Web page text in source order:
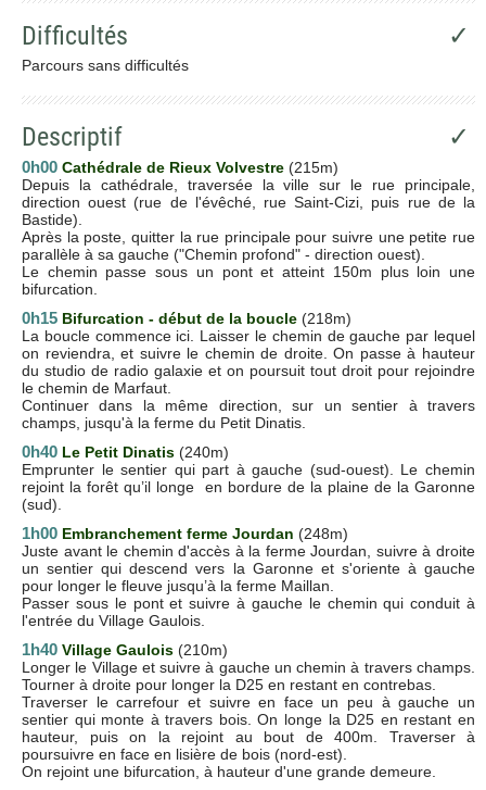
Difficultés ✓
Parcours sans difficultés
Descriptif ✓
0h00 Cathédrale de Rieux Volvestre (215m)
Depuis la cathédrale, traversée la ville sur le rue principale,
direction ouest (rue de l'évêché, rue Saint-Cizi, puis rue de la
Bastide).
Après la poste, quitter la rue principale pour suivre une petite rue
parallèle à sa gauche ("Chemin profond" - direction ouest).
Le chemin passe sous un pont et atteint 150m plus loin une
bifurcation.
0h15 Bifurcation - début de la boucle (218m)
La boucle commence ici. Laisser le chemin de gauche par lequel
on reviendra, et suivre le chemin de droite. On passe à hauteur
du studio de radio galaxie et on poursuit tout droit pour rejoindre
le chemin de Marfaut.
Continuer dans la même direction, sur un sentier à travers
champs, jusqu'à la ferme du Petit Dinatis.
0h40 Le Petit Dinatis (240m)
Emprunter le sentier qui part à gauche (sud-ouest). Le chemin
rejoint la forêt qu’il longe en bordure de la plaine de la Garonne
(sud).
1h00 Embranchement ferme Jourdan (248m)
Juste avant le chemin d'accès à la ferme Jourdan, suivre à droite
un sentier qui descend vers la Garonne et s'oriente à gauche
pour longer le fleuve jusqu’à la ferme Maillan.
Passer sous le pont et suivre à gauche le chemin qui conduit à
l'entrée du Village Gaulois.
1h40 Village Gaulois (210m)
Longer le Village et suivre à gauche un chemin à travers champs.
Tourner à droite pour longer la D25 en restant en contrebas.
Traverser le carrefour et suivre en face un peu à gauche un
sentier qui monte à travers bois. On longe la D25 en restant en
hauteur, puis on la rejoint au bout de 400m. Traverser à
poursuivre en face en lisière de bois (nord-est).
On rejoint une bifurcation, à hauteur d'une grande demeure.